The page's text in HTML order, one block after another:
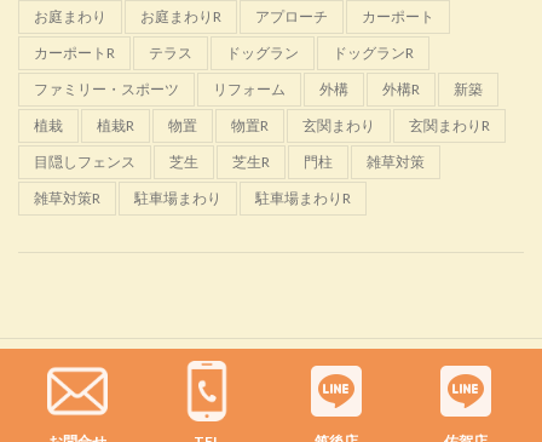
お庭まわり お庭まわりR アプローチ
カーポート
カーポートR
テラス ドッグラン
ドッグランR
ファミリー・スポーツ
リフォーム 外構 外構R
新築
植栽
植栽R 物置 物置R 玄関まわり
玄関まわりR
目隠しフェンス
芝生 芝生R 門柱
雑草対策
雑草対策R
駐車場まわり 駐車場まわりR
Glanta 2022 CREATED BY佐野恵樹園